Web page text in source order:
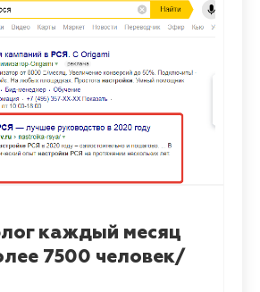
каждый месяц
7500 человек/